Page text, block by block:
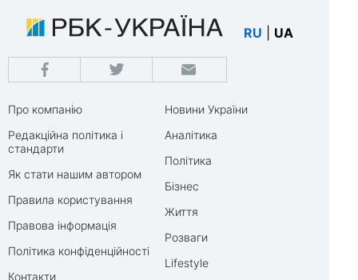
RU UA
Про компанію
Редакційна політика і
стандарти
Як стати нашим автором
Правила користування
Правова інформація
Політика конфіденційності
Контакти
Новини України
Аналітика
Політика
Бізнес
Життя
Розваги
Lifestyle